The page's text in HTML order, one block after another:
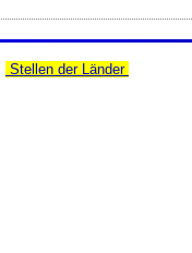
Stellen der Länder